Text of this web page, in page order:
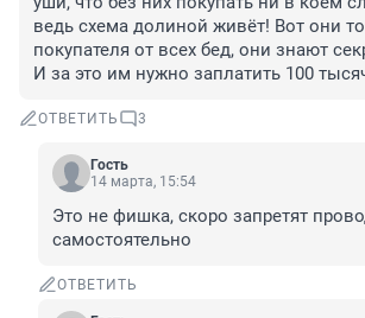
ведь схема долиной живёт! Вот они
покупателя от всех бед, они знают
И за это им нужно заплатить 100
ОТВЕТИТЬ 3
Гость
14 марта, 15:54
Это не фишка, скоро запретят
самостоятельно
ОТВЕТИТЬ